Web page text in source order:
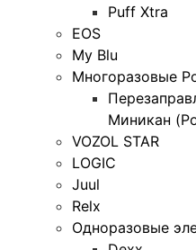
Puff Xtra
EOS
My Blu
Многоразовые
Миникан
VOZOL STAR
LOGIC
Juul
Relx
Одноразовые